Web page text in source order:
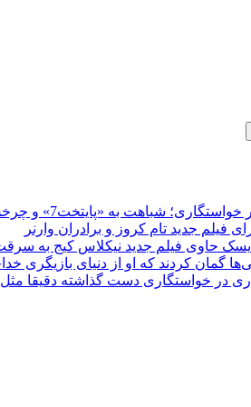
به «پایتخت7» و چرخش بر مدار تکرار
گمان کردند که او از دنیای بازیگری
دست گذاشته دقیقا مثل «پایتخت7» |